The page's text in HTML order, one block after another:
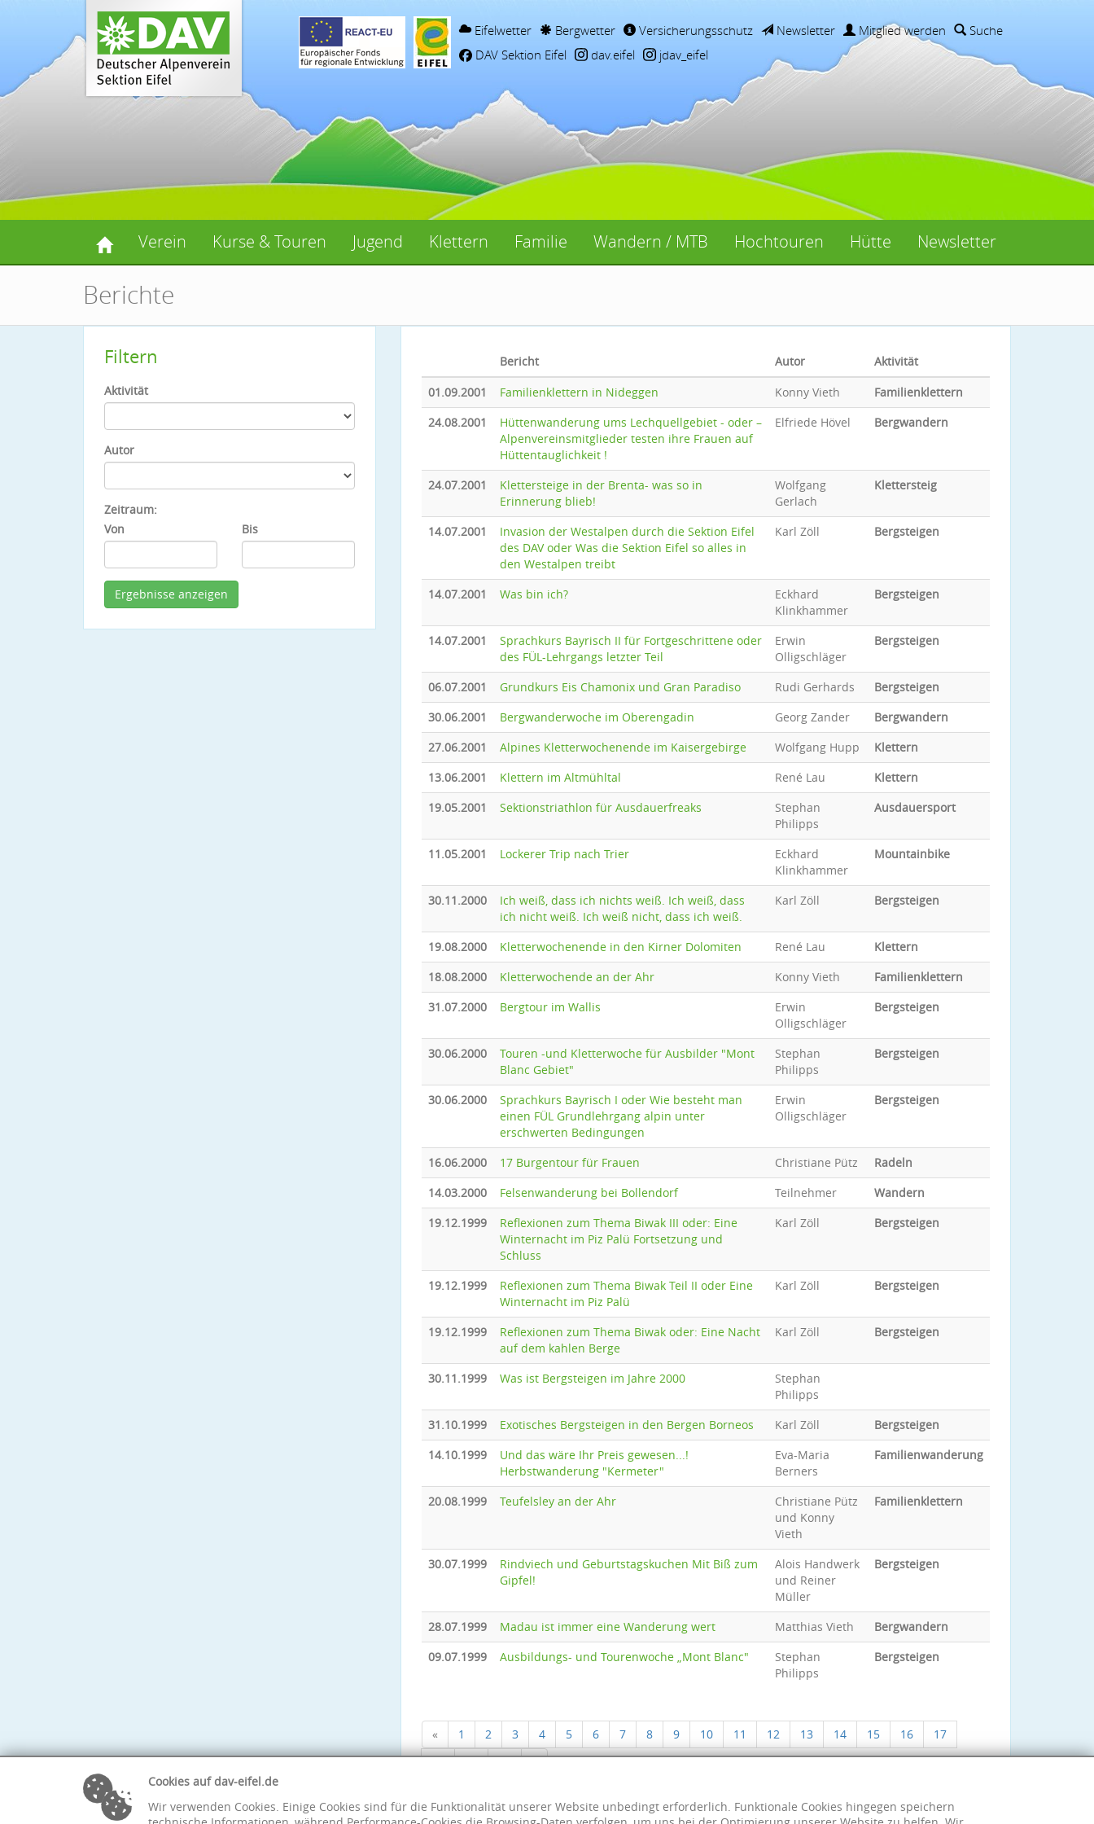
Eifelwetter Bergwetter Versicherungsschutz Newsletter Mitglied werden
Suche
DAV Sektion Eifel
dav.eifel jdav_eifel
Verein Kurse & Touren Jugend Klettern Familie Wandern / MTB Hochtouren Hütte Newsletter
Berichte
Filtern
Aktivität
Autor
Zeitraum:
Von
Bis
Bericht Autor
Aktivität
01.09.2001
Familienklettern in Nideggen Konny Vieth
Familienklettern
24.08.2001
Hüttenwanderung ums Lechquellgebiet - oder –
Alpenvereinsmitglieder testen ihre Frauen auf
Hüttentauglichkeit !
Elfriede Hövel Bergwandern
24.07.2001
Klettersteige in der Brenta- was so in
Erinnerung blieb!
Wolfgang
Gerlach
Klettersteig
14.07.2001
Invasion der Westalpen durch die Sektion Eifel
des DAV oder Was die Sektion Eifel so alles in
den Westalpen treibt
Karl Zöll Bergsteigen
14.07.2001 Was bin ich?
Eckhard
Klinkhammer
Bergsteigen
14.07.2001
Sprachkurs Bayrisch II für Fortgeschrittene oder
des FÜL-Lehrgangs letzter Teil
Erwin
Olligschläger
Bergsteigen
06.07.2001 Grundkurs Eis Chamonix und Gran Paradiso Rudi Gerhards
Bergsteigen
30.06.2001
Bergwanderwoche im Oberengadin Georg Zander
Bergwandern
27.06.2001
Alpines Kletterwochenende im Kaisergebirge Wolfgang Hupp
Klettern
13.06.2001
Klettern im Altmühltal René Lau
Klettern
19.05.2001
Sektionstriathlon für Ausdauerfreaks
Stephan
Philipps
Ausdauersport
11.05.2001 Lockerer Trip nach Trier
Eckhard
Klinkhammer
Mountainbike
30.11.2000
Ich weiß, dass ich nichts weiß. Ich weiß, dass
ich nicht weiß. Ich weiß nicht, dass ich weiß.
Karl Zöll Bergsteigen
19.08.2000 Kletterwochenende in den Kirner Dolomiten René Lau
Klettern
18.08.2000
Kletterwochende an der Ahr Konny Vieth
Familienklettern
31.07.2000
Bergtour im Wallis
Erwin
Olligschläger
Bergsteigen
30.06.2000
Touren -und Kletterwoche für Ausbilder "Mont
Blanc Gebiet"
Stephan
Philipps
Bergsteigen
30.06.2000
Sprachkurs Bayrisch I oder Wie besteht man
einen FÜL Grundlehrgang alpin unter
erschwerten Bedingungen
Erwin
Olligschläger
Bergsteigen
16.06.2000 17 Burgentour für Frauen Christiane Pütz
Radeln
14.03.2000
Felsenwanderung bei Bollendorf Teilnehmer
Wandern
19.12.1999
Reflexionen zum Thema Biwak III oder: Eine
Winternacht im Piz Palü Fortsetzung und
Schluss
Karl Zöll Bergsteigen
19.12.1999
Reflexionen zum Thema Biwak Teil II oder Eine
Winternacht im Piz Palü
Karl Zöll Bergsteigen
19.12.1999
Reflexionen zum Thema Biwak oder: Eine Nacht
auf dem kahlen Berge
Karl Zöll Bergsteigen
30.11.1999 Was ist Bergsteigen im Jahre 2000
Stephan
Philipps
31.10.1999
Exotisches Bergsteigen in den Bergen Borneos Karl Zöll
Bergsteigen
14.10.1999
Und das wäre Ihr Preis gewesen...!
Herbstwanderung "Kermeter"
Eva-Maria
Berners
Familienwanderung
20.08.1999 Teufelsley an der Ahr
Christiane Pütz
und Konny
Vieth
Familienklettern
30.07.1999
Rindviech und Geburtstagskuchen Mit Biß zum
Gipfel!
Alois Handwerk
und Reiner
Müller
Bergsteigen
28.07.1999 Madau ist immer eine Wanderung wert Matthias Vieth
Bergwandern
09.07.1999
Ausbildungs- und Tourenwoche „Mont Blanc"
Stephan
Philipps
Bergsteigen
« 1 2 3 4 5 6 7 8 9 10 11 12 13 14 15 16
17
18
19 20
»
Cookies auf dav-eifel.de
Wir verwenden Cookies. Einige Cookies sind für die Funktionalität unserer Website unbedingt erforderlich. Funktionale Cookies hingegen speichern